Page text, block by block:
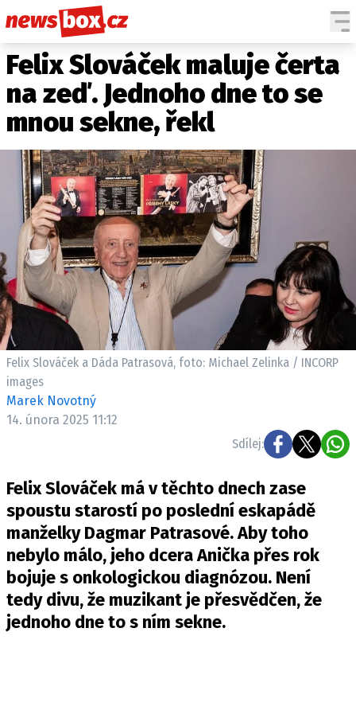
DOMÁCÍ
EKONOMIKA
KULTURA
SPOLEČNOST
SPORT
ČESKÉ CELEBRITY
SVĚTOVÉ CELEBRITY
SLEDUJTE NÁS NA|
Máte příběh, fotku nebo video?
Pošlete e-mail na newsbox.cz
VYDAVATEL
INZERCE
OSOBNÍ ÚDAJE / COOKIES
VOLNÁ MÍSTA
Felix Slováček maluje čerta
na zeď. Jednoho dne to se
mnou sekne, řekl
Felix Slováček a Dáda Patrasová, foto: Michael Zelinka / INCORP
images
Marek Novotný
14. února 2025 11:12
Sdílej:
Felix Slováček má v těchto dnech zase
spoustu starostí po poslední eskapádě
manželky Dagmar Patrasové. Aby toho
nebylo málo, jeho dcera Anička přes rok
bojuje s onkologickou diagnózou. Není
tedy divu, že muzikant je přesvědčen, že
jednoho dne to s ním sekne.